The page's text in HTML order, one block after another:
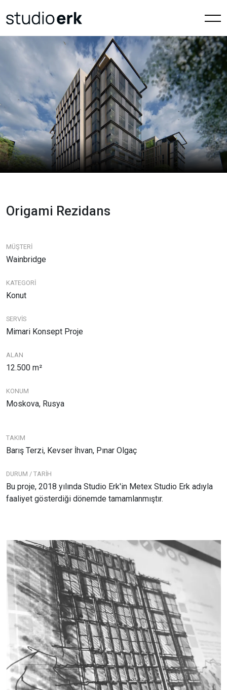
Origami Rezidans
MÜŞTERİ
Wainbridge
KATEGORİ
Konut
SERVİS
Mimari Konsept Proje
ALAN
12.500 m²
KONUM
Moskova, Rusya
TAKIM
Barış Terzi, Kevser İhvan, Pınar Olgaç
DURUM / TARİH
Bu proje, 2018 yılında Studio Erk'in Metex Studio Erk adıyla
faaliyet gösterdiği dönemde tamamlanmıştır.